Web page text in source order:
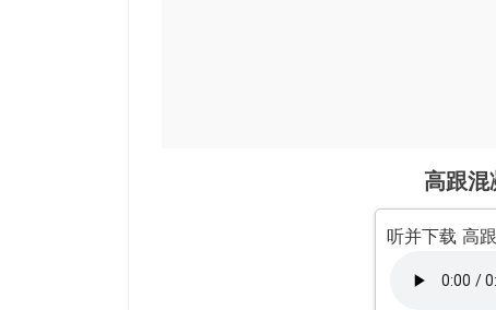
高跟混
听并下载 高